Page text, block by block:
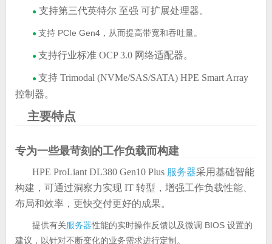
●支持第三代英特尔 至强 可扩展处理器。
● 支持 PCIe Gen4，从而提高带宽和吞吐量。
● 支持行业标准 OCP 3.0 网络适配器。
● 支持 Trimodal (NVMe/SAS/SATA) HPE Smart Array
控制器。
主要特点
专为一些最苛刻的工作负载而构建
HPE ProLiant DL380 Gen10 Plus 服务器采用基础智能
构建，可通过洞察力实现 IT 转型，增强工作负载性能、
布局和效率，更快交付更好的成果。
提供有关服务器性能的实时操作反馈以及微调 BIOS 设置的
建议，以针对不断变化的业务需求进行定制。